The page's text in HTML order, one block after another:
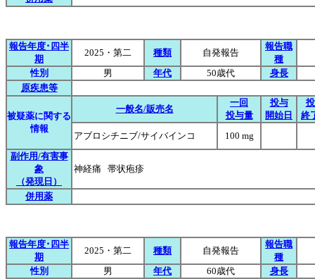
報告年度･四半
期
2025・第二 種類 自発報告
報告職
種
性別
男 年代 50歳代
身長
原疾患等
被疑薬に関する
情報
一般名/販売名
一回
投与量
投与
開始日
終
アブロシチニブ/サイバインコ
100 mg
副作用/有害事
象
（発現日）
神経痛 帯状疱疹
併用薬
報告年度･四半
期
2025・第二 種類 自発報告
報告職
種
性別
男 年代 60歳代
身長